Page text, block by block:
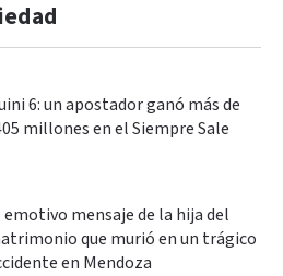
6: un apostador ganó más de
millones en el Siempre Sale
emotivo mensaje de la hija del
que murió en un trágico
en Mendoza